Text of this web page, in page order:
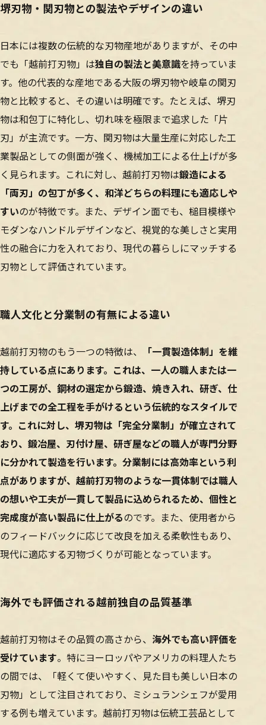
堺刃物・関刃物との製法やデザインの違い
日本には複数の伝統的な刃物産地がありますが、その中
でも「越前打刃物」は独自の製法と美意識を持っていま
す。他の代表的な産地である大阪の堺刃物や岐阜の関刃
物と比較すると、その違いは明確です。たとえば、堺刃
物は和包丁に特化し、切れ味を極限まで追求した「片
刃」が主流です。一方、関刃物は大量生産に対応した工
業製品としての側面が強く、機械加工による仕上げが多
く見られます。これに対し、越前打刃物は鍛造による
「両刃」の包丁が多く、和洋どちらの料理にも適応しや
すいのが特徴です。また、デザイン面でも、槌目模様や
モダンなハンドルデザインなど、視覚的な美しさと実用
性の融合に力を入れており、現代の暮らしにマッチする
刃物として評価されています。
職人文化と分業制の有無による違い
越前打刃物のもう一つの特徴は、
「一貫製造体制」を維
持している点にあります。これは、一人の職人または一
つの工房が、鋼材の選定から鍛造、焼き入れ、研ぎ、仕
上げまでの全工程を手がけるという伝統的なスタイルで
す。これに対し、堺刃物は「完全分業制」が確立されて
おり、鍛冶屋、刃付け屋、研ぎ屋などの職人が専門分野
に分かれて製造を行います。分業制には高効率という利
点がありますが、越前打刃物のような一貫体制では職人
の想いや工夫が一貫して製品に込められるため、個性と
完成度が高い製品に仕上がるのです。また、使用者から
のフィードバックに応じて改良を加える柔軟性もあり、
現代に適応する刃物づくりが可能となっています。
海外でも評価される越前独自の品質基準
越前打刃物はその品質の高さから、 海外でも高い評価を
受けています。特にヨーロッパやアメリカの料理人たち
の間では、「軽くて使いやすく、見た目も美しい日本の
刃物」として注目されており、ミシュランシェフが愛用
する例も増えています。越前打刃物は伝統工芸品として